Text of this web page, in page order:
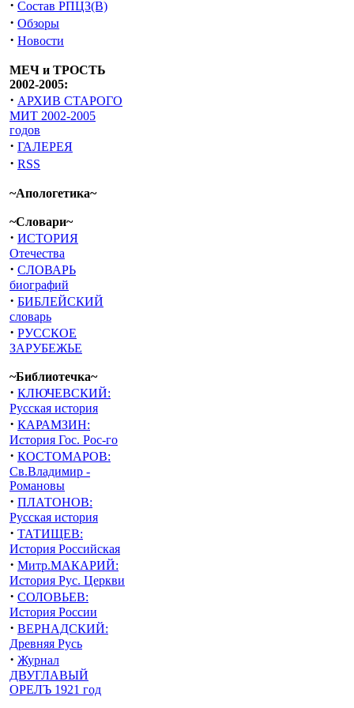
· Состав РПЦЗ(В)
· Обзоры
· Новости
МЕЧ и ТРОСТЬ
2002-2005:
· АРХИВ СТАРОГО
МИТ 2002-2005
годов
· ГАЛЕРЕЯ
· RSS
~Апологетика~
~Словари~
· ИСТОРИЯ
Отечества
· СЛОВАРЬ
биографий
· БИБЛЕЙСКИЙ
словарь
· РУССКОЕ
ЗАРУБЕЖЬЕ
~Библиотечка~
· КЛЮЧЕВСКИЙ:
Русская история
· КАРАМЗИН:
История Гос. Рос-го
· КОСТОМАРОВ:
Св.Владимир -
Романовы
· ПЛАТОНОВ:
Русская история
· ТАТИЩЕВ:
История Российская
· Митр.МАКАРИЙ:
История Рус. Церкви
· СОЛОВЬЕВ:
История России
· ВЕРНАДСКИЙ:
Древняя Русь
· Журнал
ДВУГЛАВЫЙ
ОРЕЛЪ 1921 год